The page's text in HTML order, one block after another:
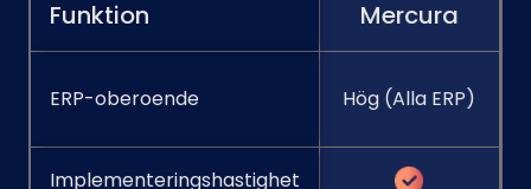
Funktion Mercura
ERP-oberoende Hög (Alla ERP)
Implementeringshastighet